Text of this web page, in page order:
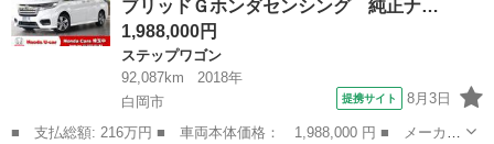
アコン 盗難...
ブリッドＧホンダセンシング 純正ナ…
1,988,000円
ステップワゴン
92,087km
2018年
白岡市
提携サイト 8月3日
■ 支払総額: 216万円 ■ 車両本体価格： 1,988,000 円 ■ メーカー